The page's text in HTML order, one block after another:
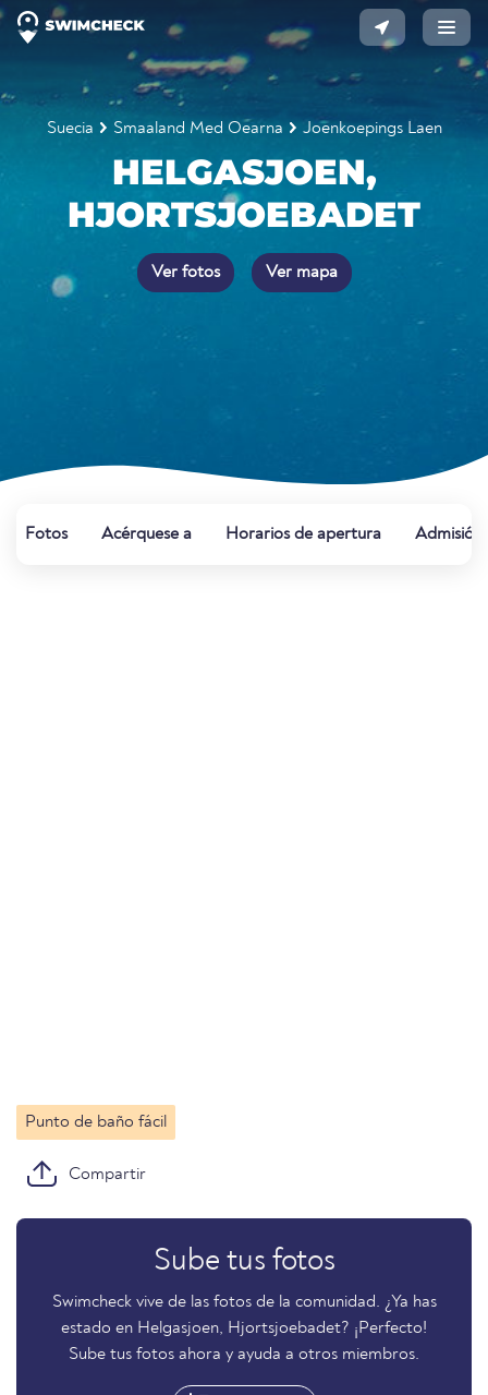
Suecia Smaaland Med Oearna Joenkoepings Laen
HELGASJOEN,
HJORTSJOEBADET
Ver fotos Ver mapa
Fotos Acérquese a Horarios de apertura Admisión
Punto de baño fácil
Compartir
Sube tus fotos
Swimcheck vive de las fotos de la comunidad. ¿Ya has
estado en Helgasjoen, Hjortsjoebadet? ¡Perfecto!
Sube tus fotos ahora y ayuda a otros miembros.